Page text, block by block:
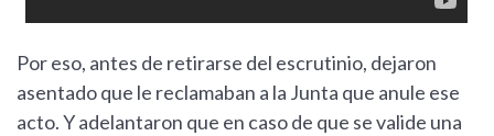
Por eso, antes de retirarse del escrutinio, dejaron
asentado que le reclamaban a la Junta que anule ese
acto. Y adelantaron que en caso de que se valide una